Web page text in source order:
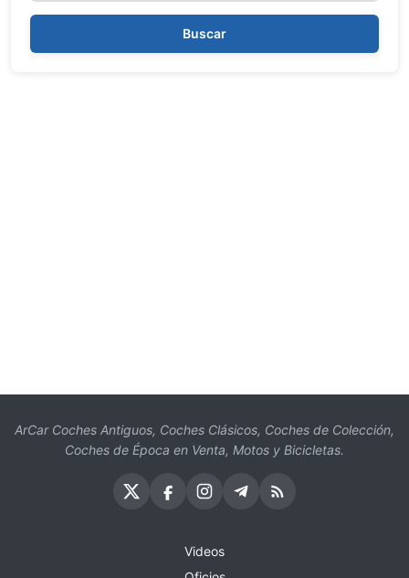
Buscar
ArCar Coches Antiguos, Coches Clásicos, Coches de Colección,
Coches de Época en Venta, Motos y Bicicletas.
Videos